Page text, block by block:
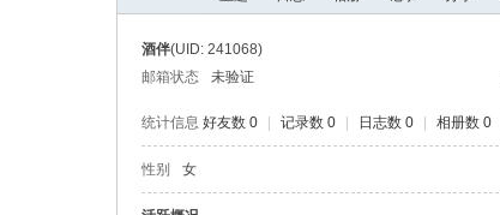
酒伴(UID: 241068)
邮箱状态
未验证
统计信息 好友数 0 记录数 0 日志数 0 相册数 0
性别 女